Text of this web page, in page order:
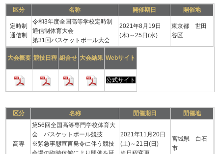
区分 名称 開催期日 開催地
定時制
通信制
令和3年度全国高等学校定時制
通信制体育大会
第31回バスケットボール大会
2021年8月19日
(木)～25日(水)
東京都 世田
谷区
大会概要 競技日程 組合せ 大会結果 Webサイト
公式サイト
区分 名称 開催期日 開催地
高専
第56回全国高等専門学校体育大
会 バスケットボール競技
※緊急事態宣言発令に伴う競技
2021年11月20日
(土)～21日(日)
宮城県 白石
市